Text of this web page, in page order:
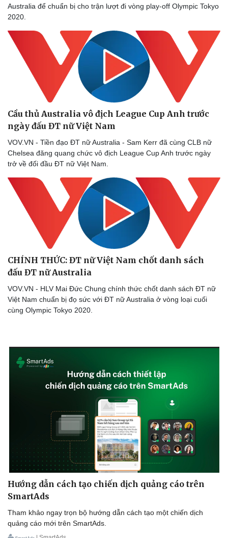
Doanh nghiệp
Thông tin doanh nghiệp
Doanh nghiệp 24h
Doanh nhân
Vì cộng đồng
Sành điệu
Tin Công nghệ
Trải nghiệm
Chuyển đổi số
Australia để chuẩn bị cho trận lượt đi vòng play-off Olympic Tokyo
2020.
Cầu thủ Australia vô địch League Cup Anh trước
ngày đấu ĐT nữ Việt Nam
VOV.VN - Tiền đạo ĐT nữ Australia - Sam Kerr đã cùng CLB nữ
Chelsea đăng quang chức vô địch League Cup Anh trước ngày
trở về đối đầu ĐT nữ Việt Nam.
CHÍNH THỨC: ĐT nữ Việt Nam chốt danh sách
đấu ĐT nữ Australia
VOV.VN - HLV Mai Đức Chung chính thức chốt danh sách ĐT nữ
Việt Nam chuẩn bị đọ sức với ĐT nữ Australia ở vòng loại cuối
cùng Olympic Tokyo 2020.
Hướng dẫn cách tạo chiến dịch quảng cáo trên
SmartAds
Tham khảo ngay trọn bộ hướng dẫn cách tạo một chiến dịch
quảng cáo mới trên SmartAds.